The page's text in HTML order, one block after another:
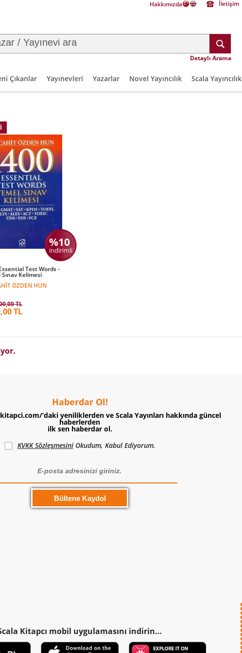
Hakkımızda İletişim
Detaylı Arama
Çıkanlar Yayınevleri Yazarlar Novel Yayıncılık Scala Yayıncılık
%10
indirimli
Test Words -
Kelimesi
ÖZDEN HUN
TL
TL
Haberdar Ol!
’daki yeniliklerden ve Scala Yayınları hakkında güncel
haberlerden
ilk sen haberdar ol.
KVKK SözleşmesiniOkudum, Kabul Ediyorum.
Kitapcı mobil uygulamasını indirin…